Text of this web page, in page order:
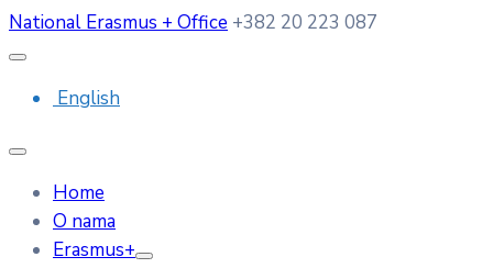
National Erasmus + Office +382 20 223 087
English
Home
O nama
Erasmus+